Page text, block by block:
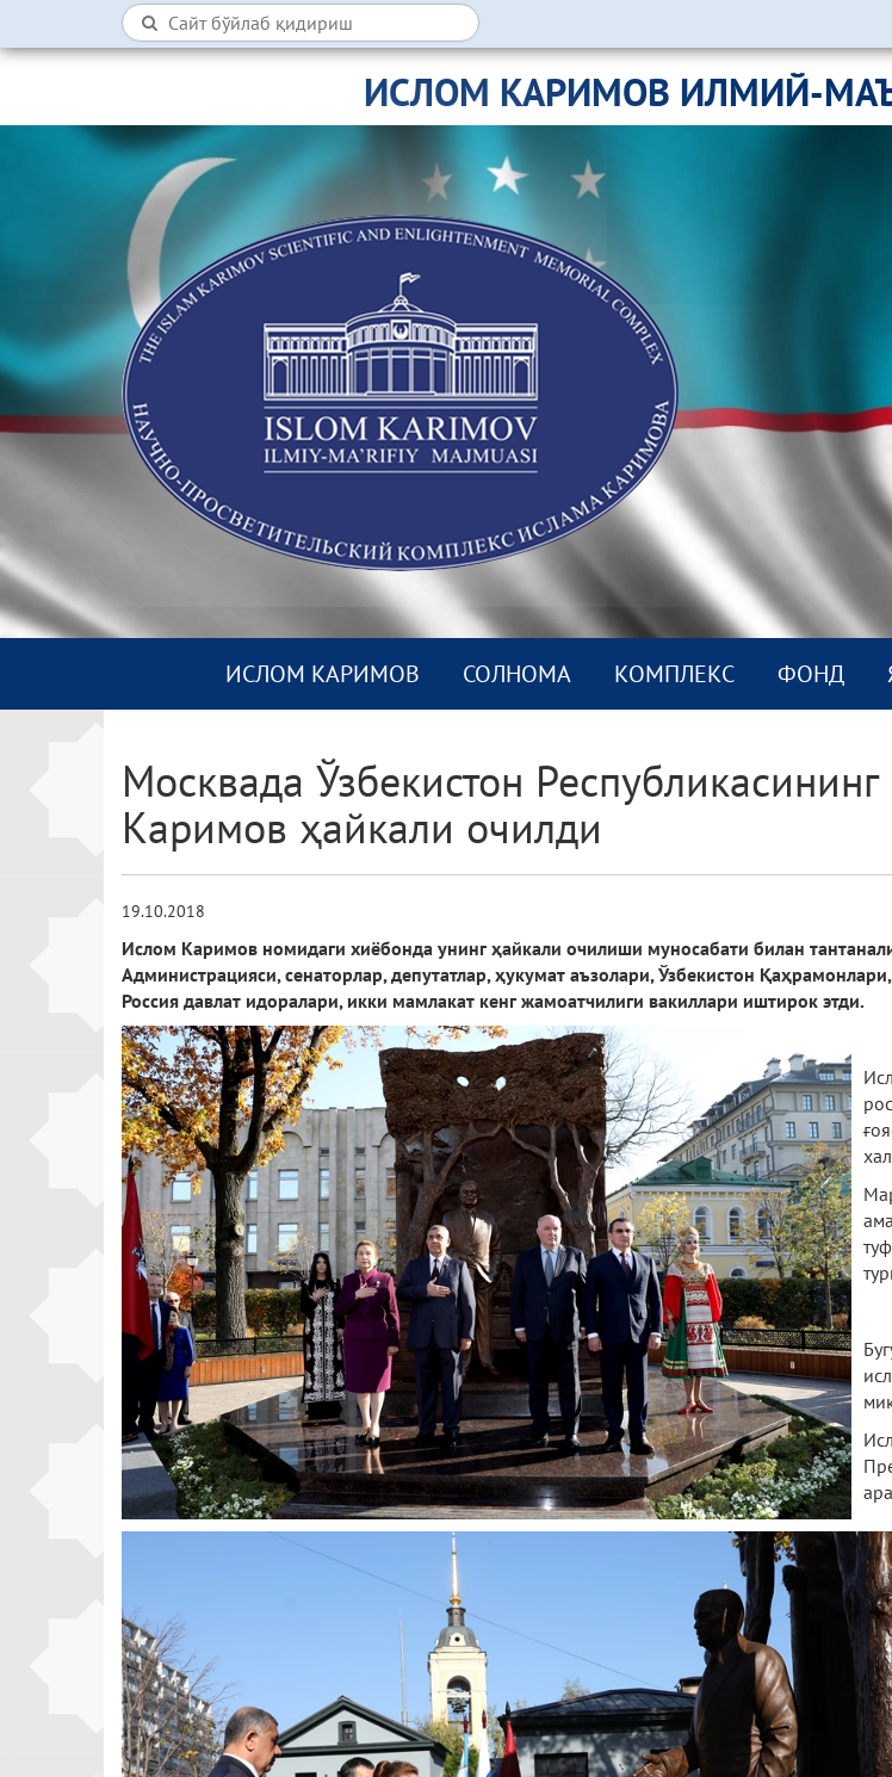
ИСЛОМ КАРИМОВ ИЛМИЙ-
ИСЛОМ КАРИМОВ СОЛНОМА КОМПЛEКС ФОНД
Москвада Ўзбекистон
Каримов ҳайкали очилди
19.10.2018
Ислом Каримов номидаги хиёбонда унинг ҳайкали очилиши муносабати билан
Администрацияси, сенаторлар, депутатлар, ҳукумат аъзолари, Ўзбекистон
Россия давлат идоралари, икки мамлакат кенг жамоатчилиги вакиллари иштирок этди.